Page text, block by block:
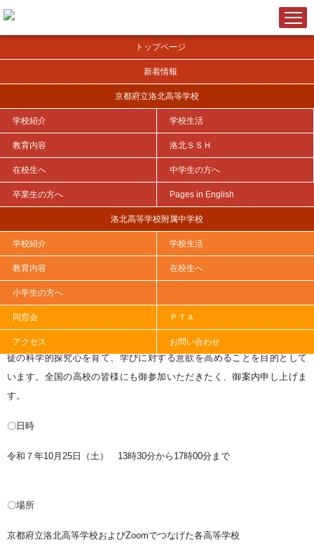
トップページ
新着情報
京都府立洛北高等学校
学校紹介 学校生活
教育内容 洛北ＳＳＨ
在校生へ 中学生の方へ
卒業生の方へ Pages in English
洛北高等学校附属中学校
学校紹介 学校生活
教育内容 在校生へ
小学生の方へ
同窓会 ＰＴＡ
アクセス お問い合わせ
ＨＯＭＥ 京都Scienceチャレンジ「パ...
京都Scienceチャレンジ「パスタブリッ
ジコンテスト」開催について
この度、ＳＳＨ事業の一環として、京都Science
リッジコンテスト」を下記のとおり開催いたします。
本取組は、ＳＳＨ事業「京都
コミュニティ」で協働して行う企
画であり、生徒がチャレンジできる科学競技の場を設定することで、生
徒の科学的探究心を育て、学びに対する意欲を高めることを目的として
います。全国の高校の皆様にも御参加いただきたく、御案内申し上げま
す。
〇日時
令和７年10月 25 日（土） 13時30分から 17時00分まで
〇場所
京都府立洛北高等学校およびZoomでつなげた各高等学校